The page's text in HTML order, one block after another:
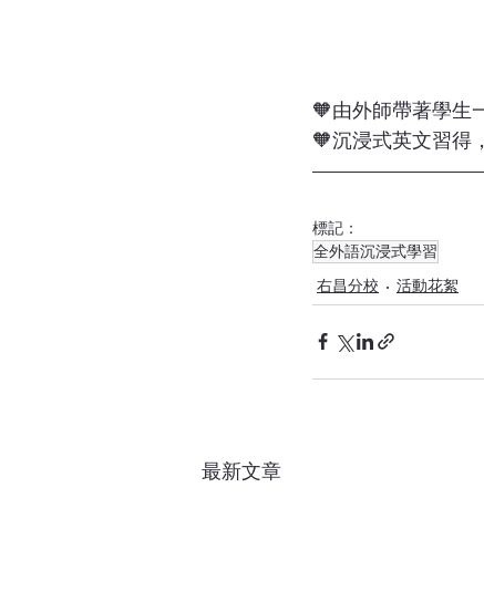
🧡由外師帶著學生
🧡沉浸式英文習得
標記：
全外語沉浸式學習
右昌分校
活動花絮
最新文章